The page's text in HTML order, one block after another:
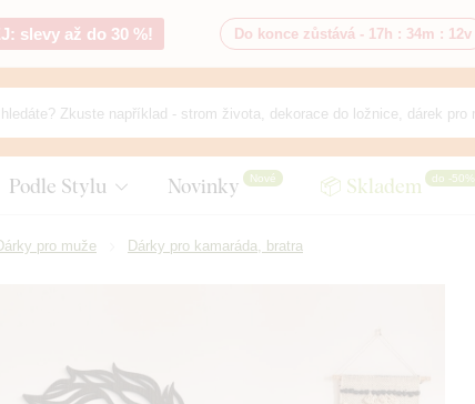
slevy až do 30 %! Do konce zůstává - 17h : 34m : 10v
Podle Stylu Novinky Nové 📦 Skladem do -50%
pro muže Dárky pro kamaráda, bratra